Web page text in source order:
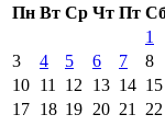
Пн Вт Ср Чт Пт
1
3
4 5 6 7 8
10 11 12 13 14 15
17 18 19 20 21 22